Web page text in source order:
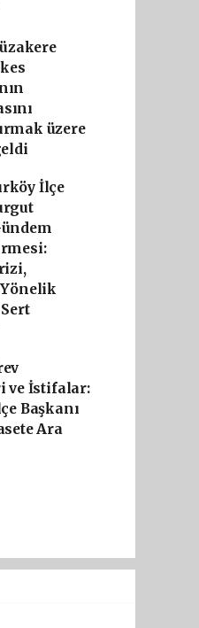
üzere
İlçe
Yönelik
ve İstifalar:
Başkanı
Ara